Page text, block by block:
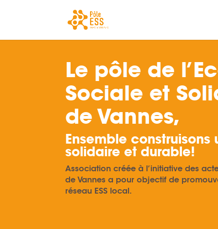
Le pôle de
Sociale et
de Vannes,
Ensemble
solidaire et durable!
Association créée à l’initiative des
de Vannes a pour objectif de
réseau ESS local.